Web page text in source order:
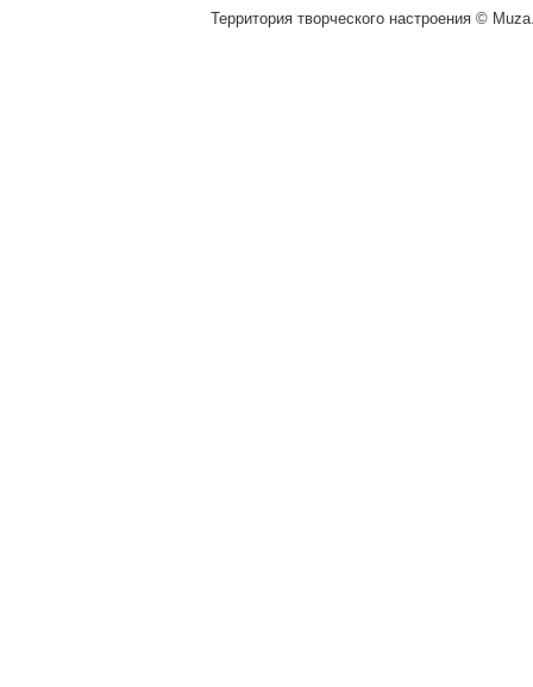
Территория творческого настроения ©